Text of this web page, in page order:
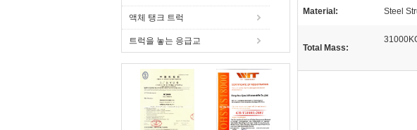
액체 탱크 트럭
트럭을 놓는 응급교
Material: Steel
Total Mass: